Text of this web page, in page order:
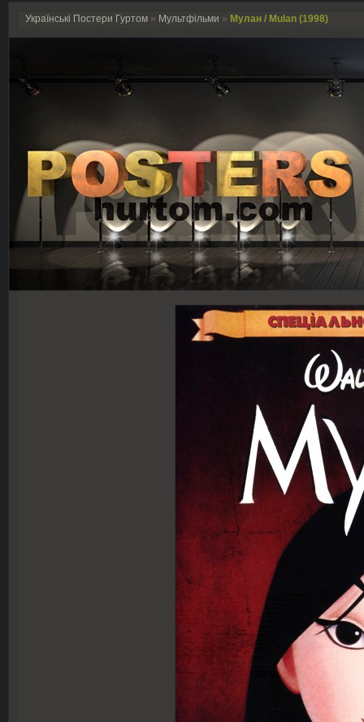
Українські Постери Гуртом » Мультфільми » Мулан / Mulan (1998)